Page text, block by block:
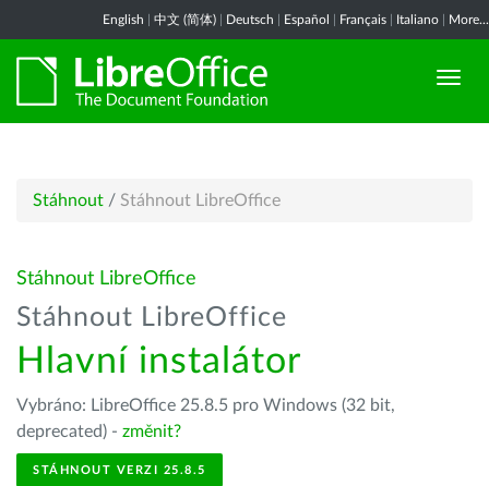
English 中文 (简体) Deutsch Español Français Italiano More...
Stáhnout / Stáhnout LibreOffice
Stáhnout LibreOffice
Stáhnout LibreOffice
Hlavní instalátor
Vybráno: LibreOffice 25.8.5 pro Windows (32 bit,
deprecated) - změnit?
STÁHNOUT VERZI 25.8.5